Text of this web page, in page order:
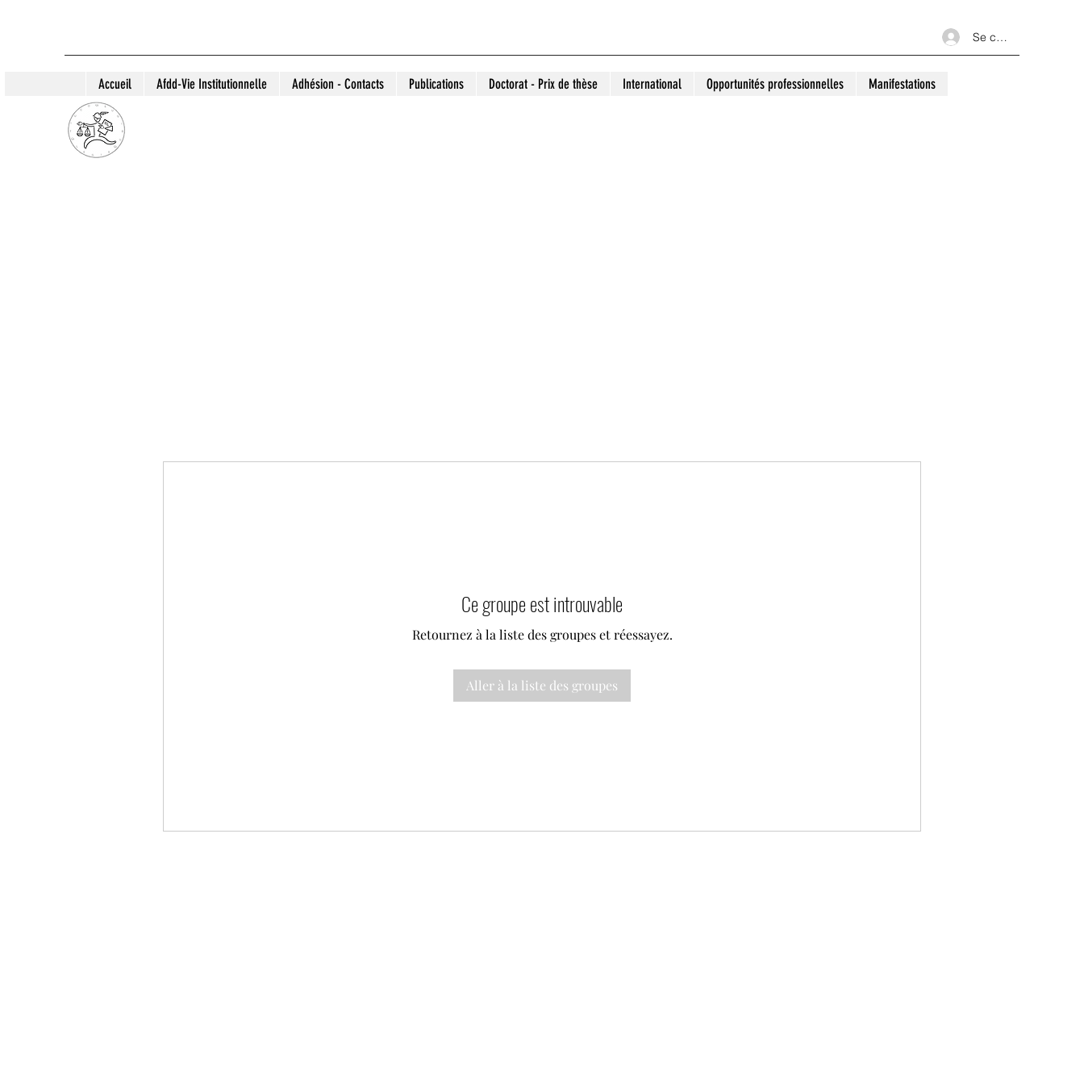
Se connecter
Accueil Afdd-Vie Institutionnelle Adhésion - Contacts Publications Doctorat - Prix de thèse International Opportunités professionnelles Manifestations
Ce groupe est introuvable
Retournez à la liste des groupes et réessayez.
Aller à la liste des groupes